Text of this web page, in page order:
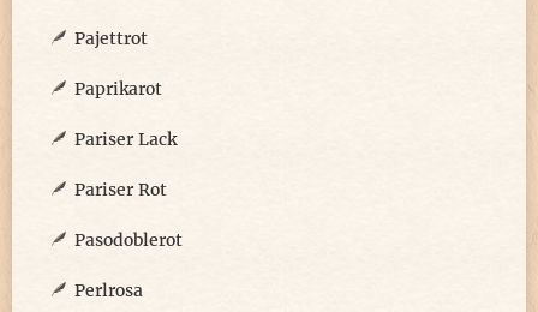
Pajettrot
Paprikarot
Pariser Lack
Pariser Rot
Pasodoblerot
Perlrosa